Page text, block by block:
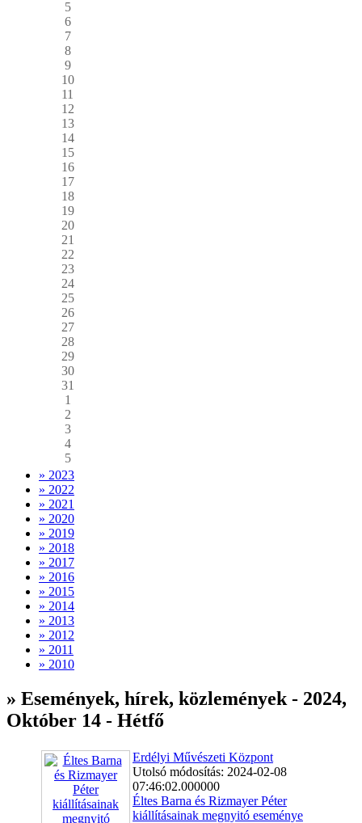
5
6
7
8
9
10
11
12
13
14
15
16
17
18
19
20
21
22
23
24
25
26
27
28
29
30
31
1
2
3
4
5
» 2023
» 2022
» 2021
» 2020
» 2019
» 2018
» 2017
» 2016
» 2015
» 2014
» 2013
» 2012
» 2011
» 2010
» Események, hírek, közlemények - 2024,
Október 14 - Hétfő
Erdélyi Művészeti Központ
Utolsó módosítás: 2024-02-08
07:46:02.000000
Éltes Barna és Rizmayer Péter
kiállításainak megnyitó eseménye